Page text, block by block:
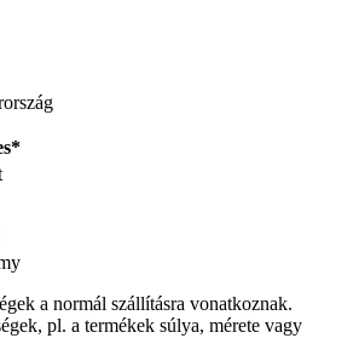
a normál szállításra vonatkoznak.
pl. a termékek súlya, mérete vagy